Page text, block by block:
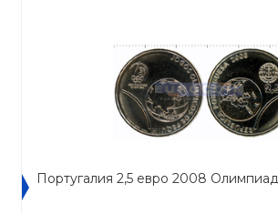
Португалия 2,5 евро 2008